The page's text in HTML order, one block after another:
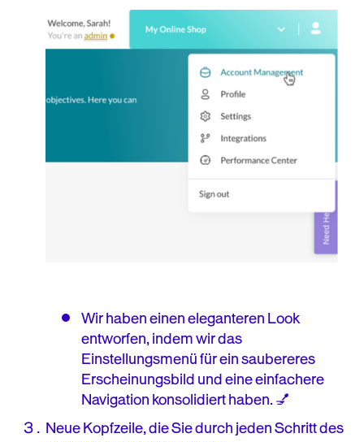
Wir haben einen eleganteren Look
entworfen, indem wir das
Einstellungsmenü für ein saubereres
Erscheinungsbild und eine einfachere
Navigation konsolidiert haben. 💅
Neue Kopfzeile, die Sie durch jeden Schritt des